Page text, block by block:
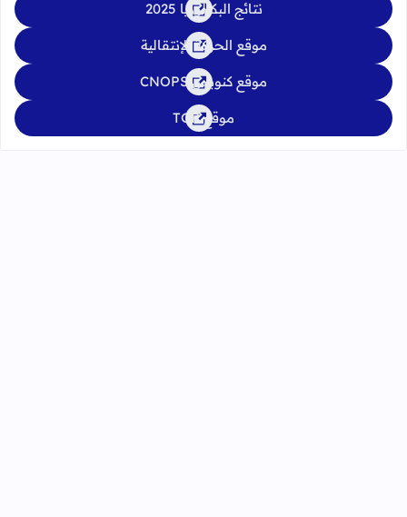
نتائج البكالوريا 2025
موقع الحركة الإنتقالية
موقع كنوبس CNOPS
موقع TGR